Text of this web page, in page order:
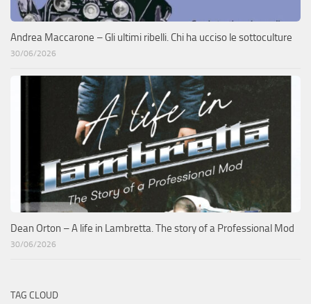
Andrea Maccarone – Gli ultimi ribelli. Chi ha ucciso le sottoculture
30/06/2026
Dean Orton – A life in Lambretta. The story of a Professional Mod
30/06/2026
TAG CLOUD